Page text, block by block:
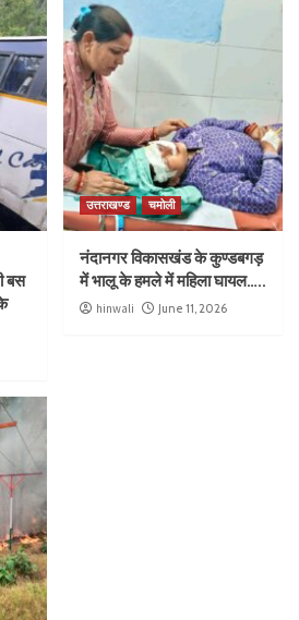
बस
उत्तराखण्ड चमोली
नंदानगर विकासखंड के कुण्डबगड़
में भालू के हमले में महिला घायल…..
hinwali June 11, 2026